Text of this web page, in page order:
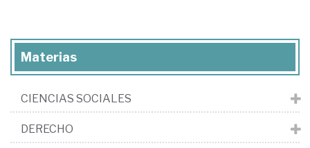
Materias
CIENCIAS SOCIALES
DERECHO